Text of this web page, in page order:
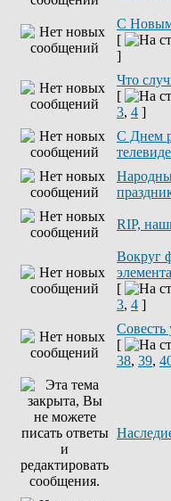
С
[
]
Что
[
3, 4 ]
C Днем
RIP,
Вокруг
[
3, 4 ]
Совесть
[
38, 39,